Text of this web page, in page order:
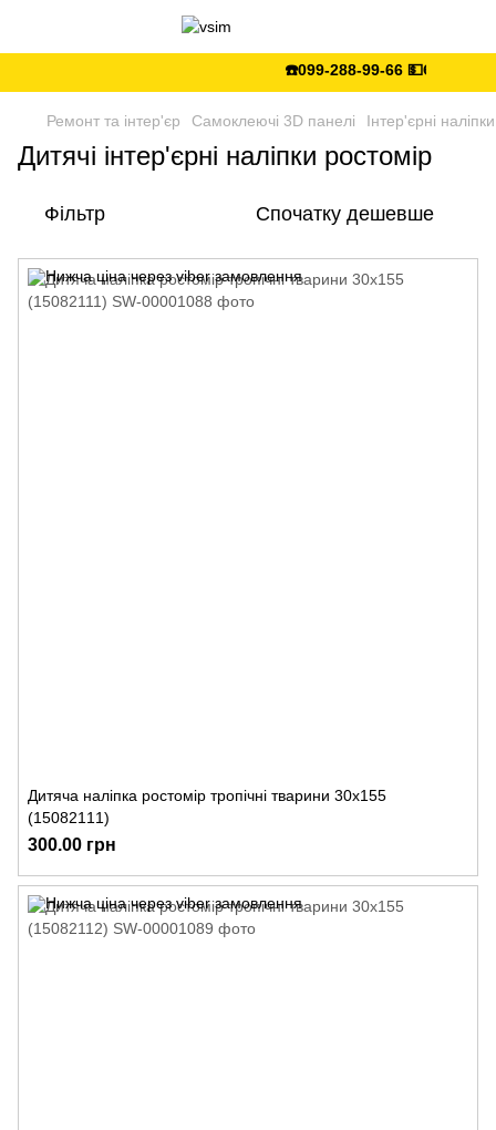
☎️099-288-99-66 💵Є післяплата
Ремонт та інтер'єр Самоклеючі 3D панелі Інтер'єрні наліпки
Дитячі інтер'єрні наліпки ростомір
Фільтр Спочатку дешевше
Дитяча наліпка ростомір тропічні тварини 30х155
(15082111)
300.00 грн